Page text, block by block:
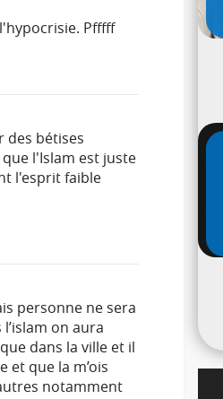
Pfffff
des bétises
l'Islam est juste
l'esprit faible
personne ne sera
on aura
dans la ville et il
et que la m’ois
notamment